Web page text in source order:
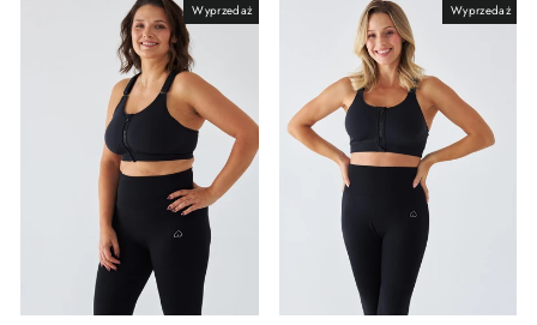
Wyprzedaż Wyprzedaż